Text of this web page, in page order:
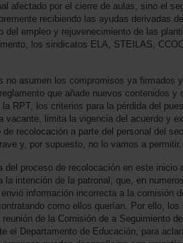
afectado por el cierre de aulas, sino el
recibiendo las ayudas derivadas
del empleo y rejuvenecimiento de las
los sindicatos ELA, STEILAS,
no asumen los compromisos ya firmados
que añade nuevos contenidos y
la RPT, los criterios para la pérdida del
vacante, limita la vigencia del acuerdo y
de recolocación a parte del personal del
y, por supuesto, no lo vamos a permitir.
del proceso de recolocación en este inicio
la intención de la patronal, que, en
información incorrecta a la comisión
como ellos querían. Por ello,
de la Comisión de a Seguimiento
el Departamento de Educación, para